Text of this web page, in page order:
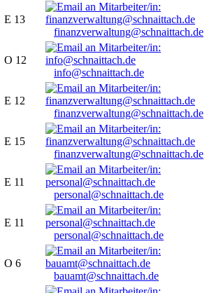
E 13
finanzverwaltung@schnaittach.de
O 12
info@schnaittach.de
E 12
finanzverwaltung@schnaittach.de
E 15
finanzverwaltung@schnaittach.de
E 11
personal@schnaittach.de
E 11
personal@schnaittach.de
O 6
bauamt@schnaittach.de